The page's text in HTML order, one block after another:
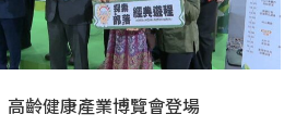
高齡健康產業博覽會登場